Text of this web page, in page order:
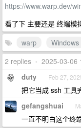
https://www.warp.dev/
看了下 主要还是 终端模
warp
Windows
2 replies • 2025-03-06
duty Feb 27,
把它当成 ssh 工具
gefangshuai
一直不明白这个终